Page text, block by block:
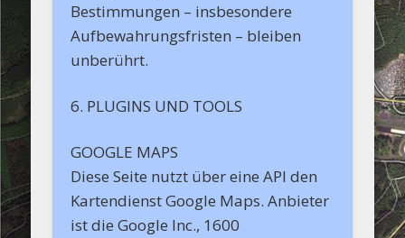
Bestimmungen – insbesondere
Aufbewahrungsfristen – bleiben
unberührt.
6. PLUGINS UND TOOLS
GOOGLE MAPS
Diese Seite nutzt über eine API den
Kartendienst Google Maps. Anbieter
ist die Google Inc., 1600